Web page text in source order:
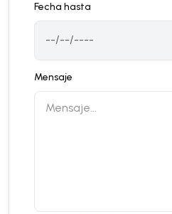
Fecha hasta
Mensaje